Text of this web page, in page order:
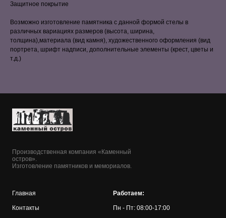
Защитное покрытие
Возможно изготовление памятника с данной формой стелы в
различных вариациях размеров (высота, ширина,
толщина),материала (вид камня), художественного оформления (вид
портрета, шрифт надписи, дополнительные элементы (крест, цветы и
т.д.)
Производственная компания «Каменный
остров».
Изготовление памятников и мемориалов.
Главная
Контакты
Работаем:
Пн - Пт: 08:00-17:00